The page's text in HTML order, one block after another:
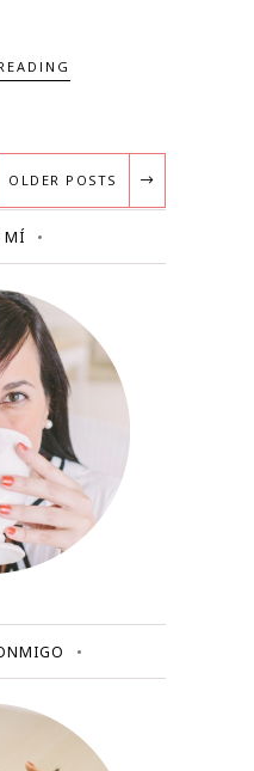
OLDER POSTS
MÍ